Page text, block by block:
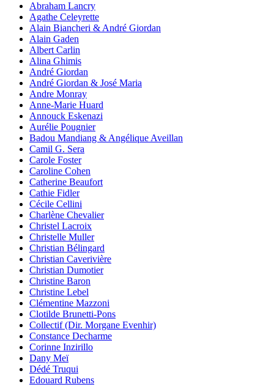
Abraham Lancry
Agathe Celeyrette
Alain Biancheri & André Giordan
Alain Gaden
Albert Carlin
Alina Ghimis
André Giordan
André Giordan & José Maria
Andre Monray
Anne-Marie Huard
Annouck Eskenazi
Aurélie Pougnier
Badou Mandiang & Angélique Aveillan
Camil G. Sera
Carole Foster
Caroline Cohen
Catherine Beaufort
Cathie Fidler
Cécile Cellini
Charlène Chevalier
Christel Lacroix
Christelle Muller
Christian Bélingard
Christian Caverivière
Christian Dumotier
Christine Baron
Christine Lebel
Clémentine Mazzoni
Clotilde Brunetti-Pons
Collectif (Dir. Morgane Evenhir)
Constance Decharme
Corinne Inzirillo
Dany Meï
Dédé Truqui
Edouard Rubens